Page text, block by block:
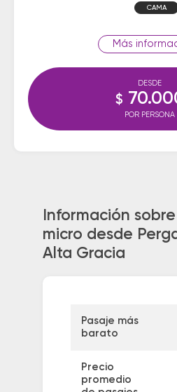
CAMA
DESDE
$
POR PERSONA
Información
micro desde
Alta Gracia
Pasaje más
barato
Precio
promedio